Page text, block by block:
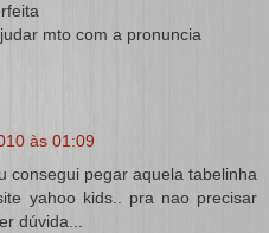
mto com a pronuncia
às 01:09
consegui pegar aquela tabelinha
yahoo kids.. pra nao precisar
dúvida...